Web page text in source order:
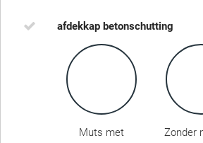
afdekkap betonschutting
Muts met
Zonder